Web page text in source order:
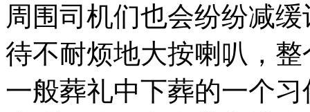
周围司机们也会纷纷减
待不耐烦地大按喇叭，
一般葬礼中下葬的一个